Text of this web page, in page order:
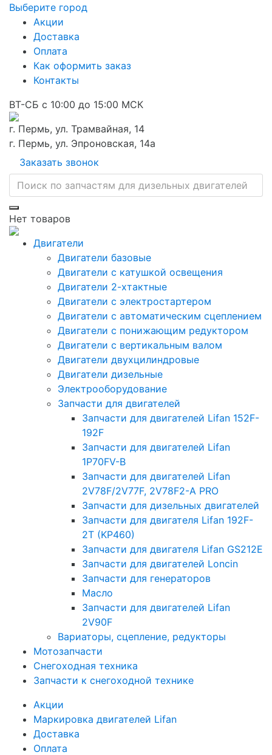
Выберите город
Акции
Доставка
Оплата
Как оформить заказ
Контакты
ВТ-СБ с 10:00 до 15:00 МСК
г. Пермь, ул. Трамвайная, 14
г. Пермь, ул. Эпроновская, 14а
Заказать звонок
Нет товаров
Двигатели
Двигатели базовые
Двигатели с катушкой освещения
Двигатели 2-хтактные
Двигатели с электростартером
Двигатели с автоматическим сцеплением
Двигатели с понижающим редуктором
Двигатели с вертикальным валом
Двигатели двухцилиндровые
Двигатели дизельные
Электрооборудование
Запчасти для двигателей
Запчасти для двигателей Lifan 152F-
192F
Запчасти для двигателей Lifan
1P70FV-B
Запчасти для двигателей Lifan
2V78F/2V77F, 2V78F2-A PRO
Запчасти для дизельных двигателей
Запчасти для двигателя Lifan 192F-
2T (KP460)
Запчасти для двигателя Lifan GS212E
Запчасти для двигателей Loncin
Запчасти для генераторов
Масло
Запчасти для двигателей Lifan
2V90F
Вариаторы, сцепление, редукторы
Мотозапчасти
Снегоходная техника
Запчасти к снегоходной технике
Акции
Маркировка двигателей Lifan
Доставка
Оплата